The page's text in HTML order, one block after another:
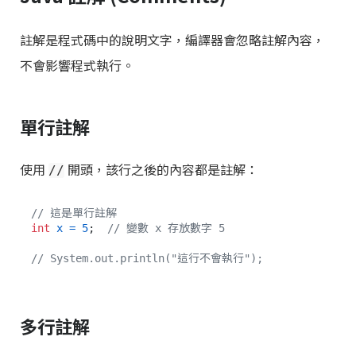
註解是程式碼中的說明文字，編譯器會忽略註解內容，
不會影響程式執行。
單行註解
使用 // 開頭，該行之後的內容都是註解：
// 這是單行註解
int
x = 5; // 變數 x 存放數字 5
// System.out.println("這行不會執行");
多行註解